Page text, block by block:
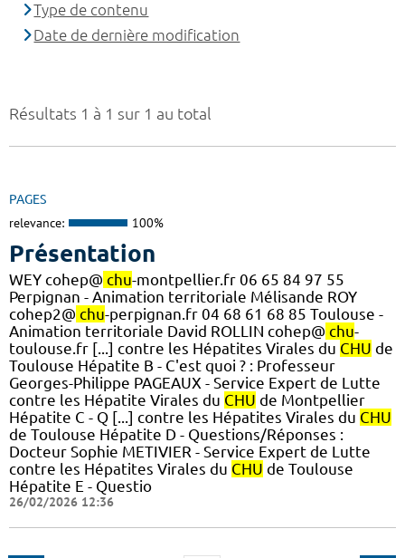
Résultats 1 à 1 sur 1 au total
PAGES
relevance: 100%
Présentation
WEY cohep@ chu-montpellier.fr 06 65 84 97 55
Perpignan - Animation territoriale Mélisande ROY
cohep2@ chu-perpignan.fr 04 68 61 68 85 Toulouse -
Animation territoriale David ROLLIN cohep@ chu-
toulouse.fr [...] contre les Hépatites Virales du CHU de
Toulouse Hépatite B - C'est quoi ? : Professeur
Georges-Philippe PAGEAUX - Service Expert de Lutte
contre les Hépatite Virales du CHU de Montpellier
Hépatite C - Q [...] contre les Hépatites Virales du CHU
de Toulouse Hépatite D - Questions/Réponses :
Docteur Sophie METIVIER - Service Expert de Lutte
contre les Hépatites Virales du CHU de Toulouse
Hépatite E - Questio
26/02/2026 12:36
Type de contenu
Date de dernière modification